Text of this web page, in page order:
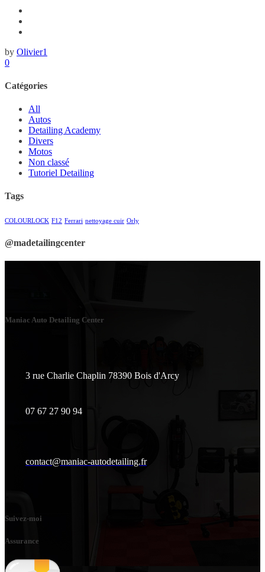
by Olivier1
0
Catégories
All
Autos
Detailing Academy
Divers
Motos
Non classé
Tutoriel Detailing
Tags
COLOURLOCK F12 Ferrari nettoyage cuir Orly
@madetailingcenter
Maniac Auto Detailing Center
3 rue Charlie Chaplin 78390 Bois d'Arcy
07 67 27 90 94
contact@maniac-autodetailing.fr
Suivez-moi
Assurance